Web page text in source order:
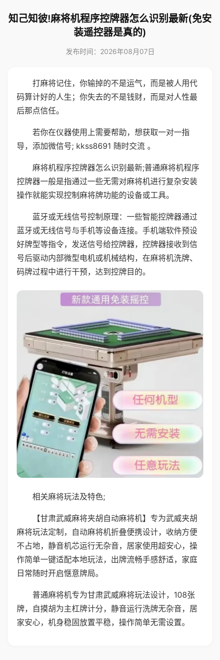
知己知彼!麻将机程序控牌器怎么识别最新(免安
装遥控器是真的)
发布时间：2026年08月07日
打麻将记住，你输掉的不是运气，而是被人用代
码算计好的人生；你失去的不是钱财，而是对人性最
后那点信任。
若你在仪器使用上需要帮助，想获取一对一指
导，添加微信号; kkss8691 随时交流 。
麻将机程序控牌器怎么识别最新;普通麻将机程序
控牌器一般是指通过一些无需对麻将机进行复杂安装
操作就能实现控制麻将牌功能的设备或工具。
蓝牙或无线信号控制原理：一些智能控牌器通过
蓝牙或无线信号与手机等设备连接。手机端软件预设
好牌型等指令，发送信号给控牌器，控牌器接收到信
号后驱动内部微型电机或机械结构，在麻将机洗牌、
码牌过程中进行干预，达到控牌目的。
相关麻将玩法及特色;
【甘肃武威麻将夹胡自动麻将机】专为武威夹胡
麻将玩法定制，自动麻将机折叠便携设计，收纳方便
不占地，静音机芯运行无杂音，居家使用超安心，操
作简单一键适配本地玩法，出牌流畅手感舒适，家庭
日常随时开启惬意牌局。
普通麻将机专为甘肃武威麻将玩法设计，108张
牌，自摸胡为主杠牌计分，静音运行洗牌无杂音，居
家安心，机身稳固放置平稳，操作简单无需设置。